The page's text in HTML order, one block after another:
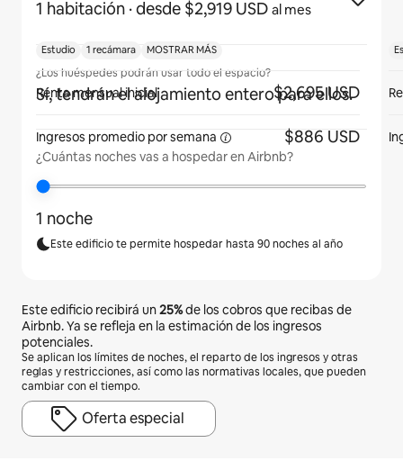
1 habitación · desde $2,919 USD al mes
¿Los huéspedes podrán usar todo el espacio?
Sí, tendrán el alojamiento entero para ellos.
¿Cuántas noches vas a hospedar en Airbnb?
1 noche
Este edificio te permite hospedar hasta 90 noches al año
Este edificio recibirá un25%de los cobros que recibas de
Airbnb. Ya se refleja en la estimación de los ingresos
potenciales.
Se aplican los límites de noches, el reparto de los ingresos y otras
reglas y restricciones, así como las normativas locales, que pueden
cambiar con el tiempo.
Oferta especial
Estudio 1 recámara MOSTRAR MÁS
Renta mensual inicial $2,695 USD
Ingresos promedio porsemana $886 USD